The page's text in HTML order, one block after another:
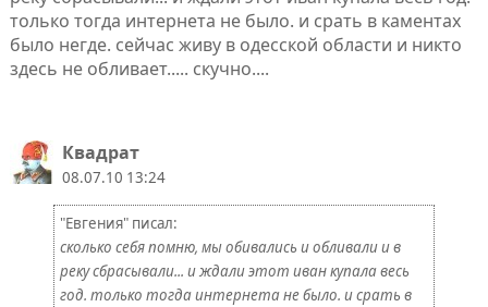
только тогда интернета не было. и срать в каментах
было негде. сейчас живу в одесской области и никто
здесь не обливает..... скучно....
Квадрат
08.07.10 13:24
"Евгения" писал:
сколько себя помню, мы обивались и обливали и в
реку сбрасывали... и ждали этот иван купала весь
год. только тогда интернета не было. и срать в